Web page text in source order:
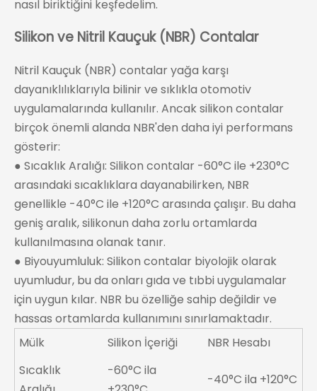
nasıl biriktiğini keşfedelim.
Silikon ve Nitril Kauçuk (NBR) Contalar
Nitril Kauçuk (NBR) contalar yağa karşı
dayanıklılıklarıyla bilinir ve sıklıkla otomotiv
uygulamalarında kullanılır. Ancak silikon contalar
birçok önemli alanda NBR'den daha iyi performans
gösterir:
● Sıcaklık Aralığı: Silikon contalar -60°C ile +230°C
arasındaki sıcaklıklara dayanabilirken, NBR
genellikle -40°C ile +120°C arasında çalışır. Bu daha
geniş aralık, silikonun daha zorlu ortamlarda
kullanılmasına olanak tanır.
● Biyouyumluluk: Silikon contalar biyolojik olarak
uyumludur, bu da onları gıda ve tıbbi uygulamalar
için uygun kılar. NBR bu özelliğe sahip değildir ve
hassas ortamlarda kullanımını sınırlamaktadır.
Mülk
Silikon İçeriği
NBR Hesabı
Sıcaklık
-60°C ila
-40°C ila +120°C